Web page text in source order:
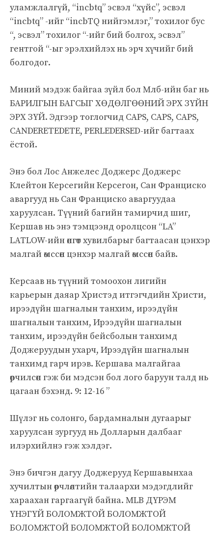
уламжлалгүй, “incbtq” эсвэл “хүйс”, эсвэл
“incbtq” -ийг “incbTQ нийгэмлэг,” тохилог бус
“, эсвэл” тохилог “-ийг бий болгох, эсвэл”
гентгой “-ыг эрэлхийлэх нь эрч хүчийг бий
болгодог.
Миний мэдэж байгаа зүйл бол Млб-ийн баг нь
БАРИЛГЫН БАГСЫГ ХӨДӨЛГӨӨНИЙ ЭРХ ЗҮЙН
ЭРХ ЗҮЙ. Эдгээр тоглогчид CAPS, CAPS, CAPS,
CANDERETEDETE, PERLEDERSED-ийг багтаах
ёстой.
Энэ бол Лос Анжелес Доджерс Доджерс
Клейтон Керсегийн Керсегон, Сан Франциско
аваргууд нь Сан Франциско аваргуудаа
харуулсан. Түүний багийн тамирчид шиг,
Кершав нь энэ тэмцээнд оролцсон “LA”
LATLOW-ийн өнгөт хувилбарыг багтаасан цэнхэр
малгай өмссөн цэнхэр малгай өмссөн байв.
Керсаав нь түүний томоохон лигийн
карьерын даяар Христэд итгэгчдийн Христи,
ирээдүйн шагналын танхим, ирээдүйн
шагналын танхим, Ирээдүйн шагналын
танхим, ирээдүйн бейсболын танхимд
Доджеруудын ухарч, Ирээдүйн шагналын
танхимд гарч ирэв. Кершава малгайгаа
өөрчилсөн гэж би мэдсэн бол лого баруун талд нь
цагаан бэхэнд. 9: 12-16 ”
Шүлэг нь солонго, бардамналын дугаарыг
харуулсан зургууд нь Долларын далбааг
илэрхийлнэ гэж хэлдэг.
Энэ бичгэн дагуу Доджерууд Кершавынхаа
хучилтын өөрчлөлтийн талаархи мэдэгдлийг
хараахан гаргаагүй байна. MLB ДҮРЭМ
ҮНЭГҮЙ БОЛОМЖТОЙ БОЛОМЖТОЙ
БОЛОМЖТОЙ БОЛОМЖТОЙ БОЛОМЖТОЙ